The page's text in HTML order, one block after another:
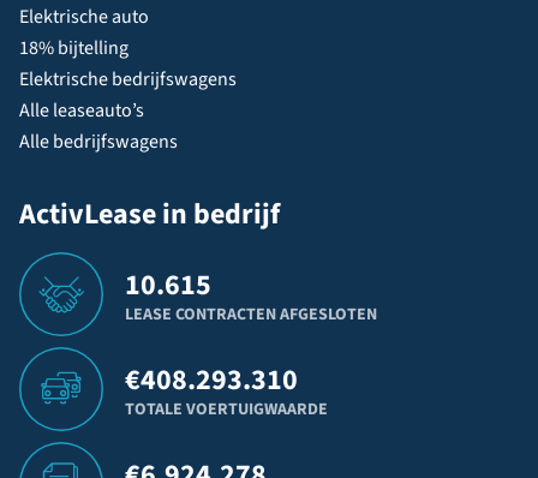
Elektrische auto
18% bijtelling
Elektrische bedrijfswagens
Alle leaseauto’s
Alle bedrijfswagens
ActivLease in bedrijf
10.615
LEASE CONTRACTEN AFGESLOTEN
€408.293.310
TOTALE VOERTUIGWAARDE